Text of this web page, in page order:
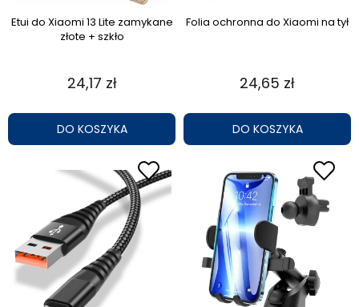
Etui do Xiaomi 13 Lite zamykane
złote + szkło
24,17 zł
DO KOSZYKA
Folia ochronna do Xiaomi na tył
24,65 zł
DO KOSZYKA